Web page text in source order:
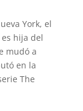
York, el
hija del
mudó a
en la
The